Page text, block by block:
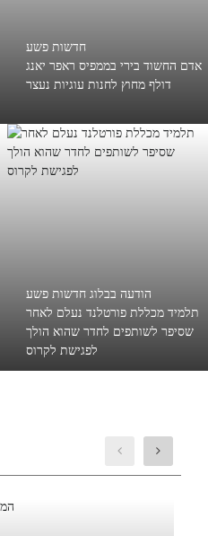
חדשות פשע
אדם החשוד בירי בממפיס ראפר יאנג
דולף מחוץ לחנות עוגיות נעצר
הודעה בבלוג חדשות פשע
תלמיד מכללת פורטלנד נעלם לאחר
שסיפר לשותפים לחדר שהוא הולך
לפגישת לקרוס